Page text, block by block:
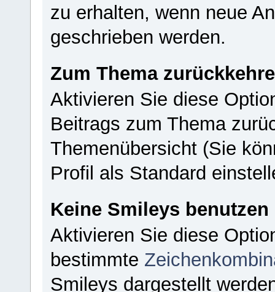
zu erhalten, wenn neue
geschrieben werden.
Zum Thema
Aktivieren Sie diese
Beitrags zum Thema
Themenübersicht (Sie
Profil als Standard
Keine Smileys benutzen
Aktivieren Sie diese
bestimmte
Smileys dargestellt